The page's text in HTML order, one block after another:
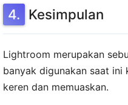
Kesimpulan
Lightroom merupakan
banyak digunakan saat ini
keren dan memuaskan.